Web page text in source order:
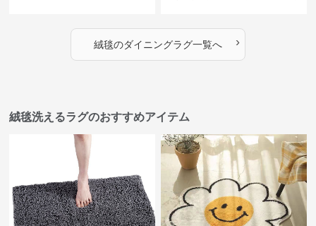
絨毯のダイニングラグ一覧へ ›
絨毯洗えるラグのおすすめアイテム